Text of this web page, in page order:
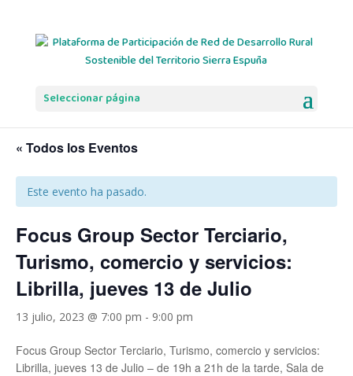
Seleccionar página
« Todos los Eventos
Este evento ha pasado.
Focus Group Sector Terciario,
Turismo, comercio y servicios:
Librilla, jueves 13 de Julio
13 julio, 2023 @ 7:00 pm - 9:00 pm
Focus Group Sector Terciario, Turismo, comercio y servicios:
Librilla, jueves 13 de Julio – de 19h a 21h de la tarde, Sala de